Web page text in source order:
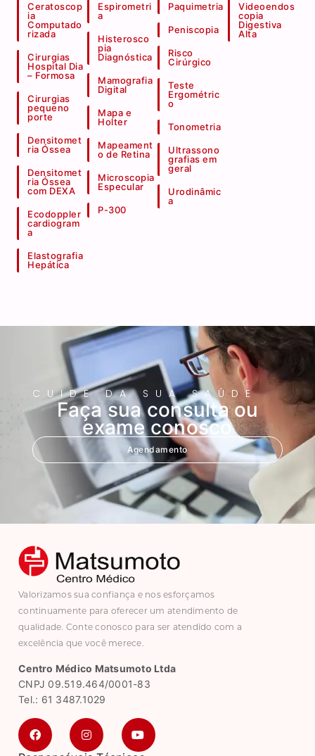
Ceratoscop
ia
Computado
rizada
Cirurgias
Hospital Dia
– Formosa
Cirurgias
pequeno
porte
Densitomet
ria Óssea
Densitomet
ria Óssea
com DEXA
Ecodoppler
cardiogram
a
Elastografia
Hepática
Espirometri
a
Histerosco
pia
Diagnóstica
Mamografia
Digital
Mapa e
Holter
Mapeament
o de Retina
Microscopia
Especular
P-300
Paquimetria
Peniscopia
Risco
Cirúrgico
Teste
Ergométric
o
Tonometria
Ultrassono
grafias em
geral
Urodinâmic
a
Videoendos
copia
Digestiva
Alta
CUIDE DA SUA SAÚDE
Faça sua consulta ou
exame conosco
Agendamento
Valorizamos sua confiança e nos esforçamos
continuamente para oferecer um atendimento de
qualidade. Conte conosco para ser atendido com a
excelência que você merece.
Centro Médico Matsumoto Ltda
CNPJ 09.519.464/0001-83
Tel.: 61 3487.1029